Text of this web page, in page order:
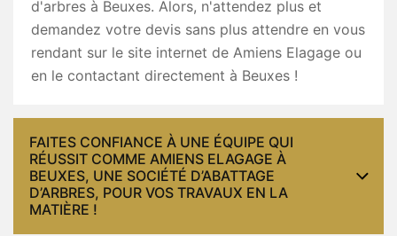
d'arbres à Beuxes. Alors, n'attendez plus et
demandez votre devis sans plus attendre en vous
rendant sur le site internet de Amiens Elagage ou
en le contactant directement à Beuxes !
FAITES CONFIANCE À UNE ÉQUIPE QUI
RÉUSSIT COMME AMIENS ELAGAGE À
BEUXES, UNE SOCIÉTÉ D’ABATTAGE
D’ARBRES, POUR VOS TRAVAUX EN LA
MATIÈRE !